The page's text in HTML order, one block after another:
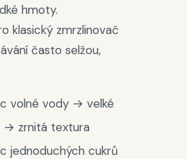
hmoty.
klasický zmrzlinovač
často selžou,
volné vody → velké
→ zrnitá textura
jednoduchých cukrů